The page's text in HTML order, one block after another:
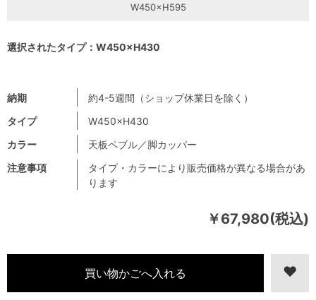
￥67,980(税込)
注意事項
タイプ・カラーにより販売価格が異なる場合があ
ります
納期
約4-5週間（ショップ休業日を除く）
タイプ
W450×H430
カラー
天板ペブル／脚カッパー
W450×H595
選択されたタイプ：W450×H430